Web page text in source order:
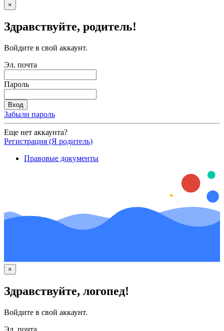
×
Здравствуйте, родитель!
Войдите в свой аккаунт.
Эл. почта
Пароль
Забыли пароль
Еще нет аккаунта?
Регистрация (Я родитель)
Правовые документы
×
Здравствуйте, логопед!
Войдите в свой аккаунт.